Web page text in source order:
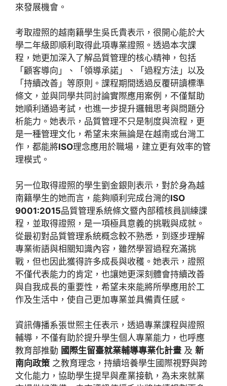
來發展機會。
考取證照的越南籍學生吳氏貴表示，很開心能於大
學二年級即順利取得此項專業證照。透過本次課
程，她更加深入了解品質管理的核心精神，包括
「顧客導向」、「領導承諾」、「過程方法」以及
「持續改善」等原則。課程期間透過反覆研讀標準
條文，並與同學共同討論實際應用案例，不僅幫助
她順利通過考試，也進一步提升邏輯思考與問題分
析能力。她表示，品質管理不只是制度與流程，更
是一種管理文化，希望未來無論是在越南或台灣工
作，都能將ISO理念應用於職場，建立更有效率的管
理模式。
另一位取得證照的學生劉金銀則表示，對於身為越
南籍學生的她而言，能夠順利完成台灣的ISO
9001:2015品質管理系統條文暨內部稽核員訓練課
程，並取得證照，是一項極具意義的挑戰與成就。
從最初對品質管理系統概念較不熟悉，到逐步理解
專業術語與相關知識內容，雖然學習過程充滿挑
戰，但也因此獲得許多成長與收穫。她表示，證照
不僅代表能力的肯定，也讓她更深刻體會持續改善
與自我成長的重要性，希望未來能將所學應用於工
作及生活中，使自己更加專業並具備責任感。
資訊傳播系張世熙主任表示，透過專業課程與證照
輔導，不僅有助於提升學生個人專業能力，也呼應
教育部推動 國際生留臺就業輔導專業化計畫 及 新
南向政策之教育理念，持續培養學生國際視野與跨
文化能力，協助學生提早與產業接軌，為未來就業